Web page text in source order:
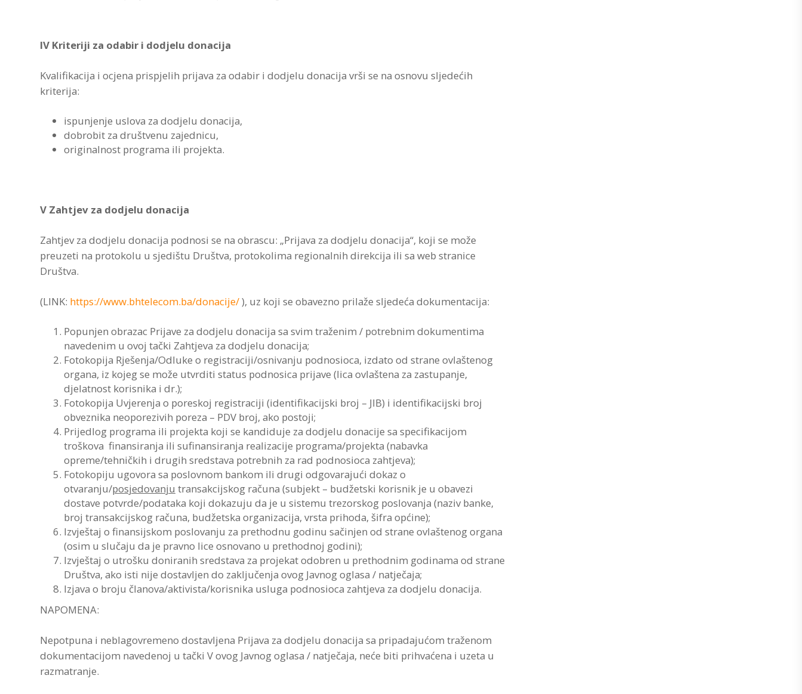
IV Kriteriji za odabir i dodjelu donacija
Kvalifikacija i ocjena prispjelih prijava za odabir i dodjelu donacija vrši se na osnovu sljedećih
kriterija:
ispunjenje uslova za dodjelu donacija,
dobrobit za društvenu zajednicu,
originalnost programa ili projekta.
V Zahtjev za dodjelu donacija
Zahtjev za dodjelu donacija podnosi se na obrascu: „Prijava za dodjelu donacija“, koji se može
preuzeti na protokolu u sjedištu Društva, protokolima regionalnih direkcija ili sa web stranice
Društva.
(LINK: https://www.bhtelecom.ba/donacije/), uz koji se obavezno prilaže sljedeća dokumentacija:
Popunjen obrazac Prijave za dodjelu donacija sa svim traženim / potrebnim dokumentima
navedenim u ovoj tački Zahtjeva za dodjelu donacija;
Fotokopija Rješenja/Odluke o registraciji/osnivanju podnosioca, izdato od strane ovlaštenog
organa, iz kojeg se može utvrditi status podnosica prijave (lica ovlaštena za zastupanje,
djelatnost korisnika i dr.);
Fotokopija Uvjerenja o poreskoj registraciji (identifikacijski broj – JIB) i identifikacijski broj
obveznika neoporezivih poreza – PDV broj, ako postoji;
Prijedlog programa ili projekta koji se kandiduje za dodjelu donacije sa specifikacijom
troškova finansiranja ili sufinansiranja realizacije programa/projekta (nabavka
opreme/tehničkih i drugih sredstava potrebnih za rad podnosioca zahtjeva);
Fotokopiju ugovora sa poslovnom bankom ili drugi odgovarajući dokaz o
otvaranju/posjedovanju transakcijskog računa (subjekt – budžetski korisnik je u obavezi
dostave potvrde/podataka koji dokazuju da je u sistemu trezorskog poslovanja (naziv banke,
broj transakcijskog računa, budžetska organizacija, vrsta prihoda, šifra općine);
Izvještaj o finansijskom poslovanju za prethodnu godinu sačinjen od strane ovlaštenog organa
(osim u slučaju da je pravno lice osnovano u prethodnoj godini);
Izvještaj o utrošku doniranih sredstava za projekat odobren u prethodnim godinama od strane
Društva, ako isti nije dostavljen do zaključenja ovog Javnog oglasa / natječaja;
Izjava o broju članova/aktivista/korisnika usluga podnosioca zahtjeva za dodjelu donacija.
NAPOMENA:
Nepotpuna i neblagovremeno dostavljena Prijava za dodjelu donacija sa pripadajućom traženom
dokumentacijom navedenoj u tački V ovog Javnog oglasa / natječaja, neće biti prihvaćena i uzeta u
razmatranje.